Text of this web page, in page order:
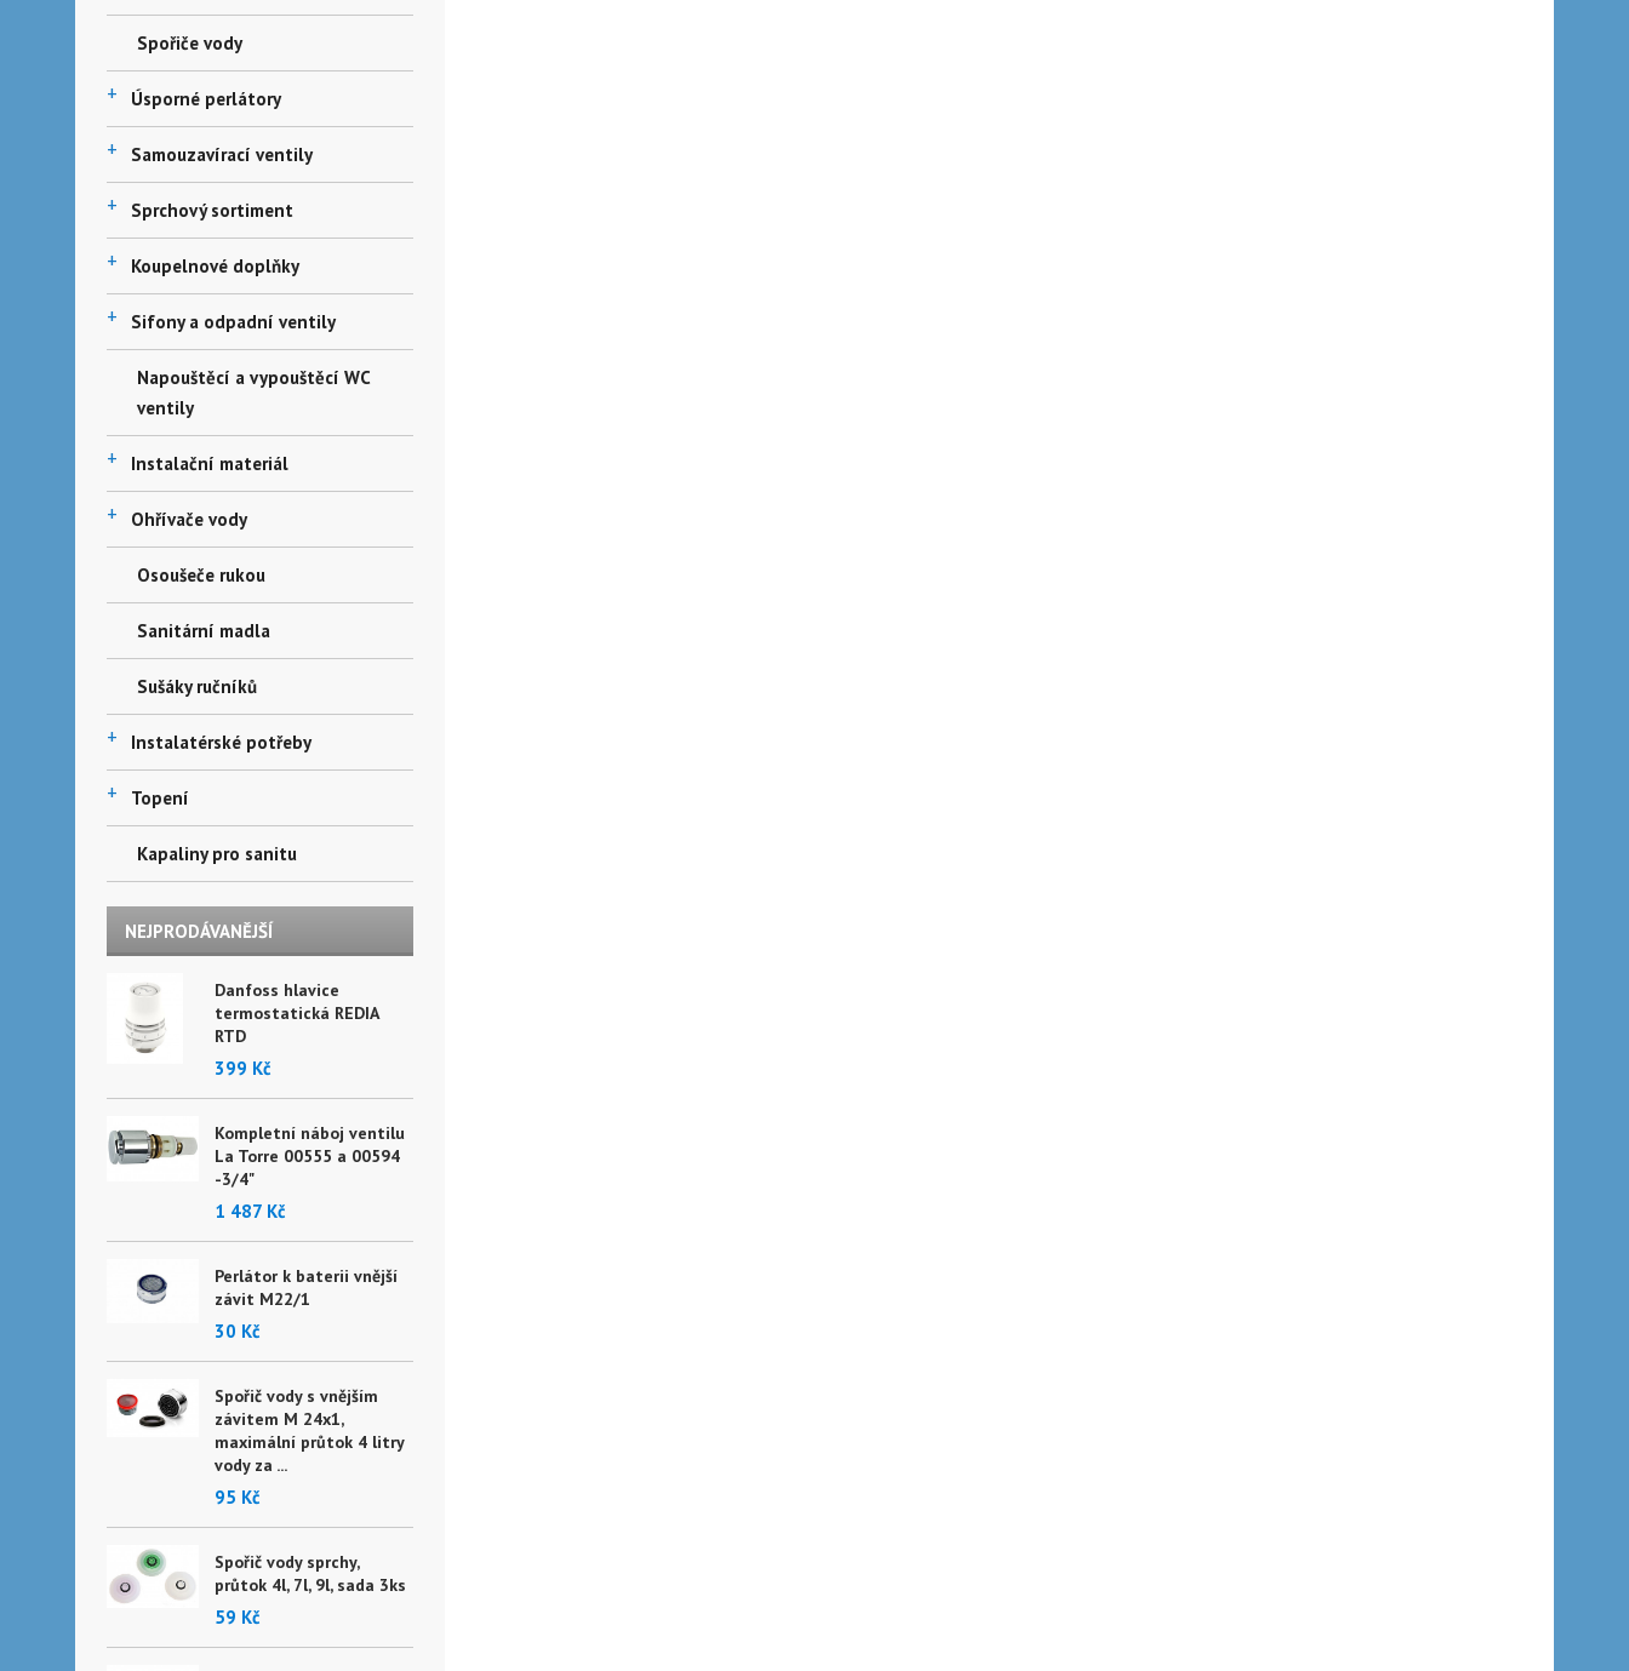
Spořiče vody
+ Úsporné perlátory
+ Samouzavírací ventily
+ Sprchový sortiment
+ Koupelnové doplňky
+ Sifony a odpadní ventily
Napouštěcí a vypouštěcí WC
ventily
+ Instalační materiál
+ Ohřívače vody
Osoušeče rukou
Sanitární madla
Sušáky ručníků
+ Instalatérské potřeby
+ Topení
Kapaliny pro sanitu
NEJPRODÁVANĚJŠÍ
Danfoss hlavice
termostatická REDIA
RTD
399 Kč
Kompletní náboj ventilu
La Torre 00555 a 00594
-3/4"
1 487 Kč
Perlátor k baterii vnější
závit M22/1
30 Kč
Spořič vody s vnějším
závitem M 24x1,
maximální průtok 4 litry
vody za ...
95 Kč
Spořič vody sprchy,
průtok 4l, 7l, 9l, sada 3ks
59 Kč